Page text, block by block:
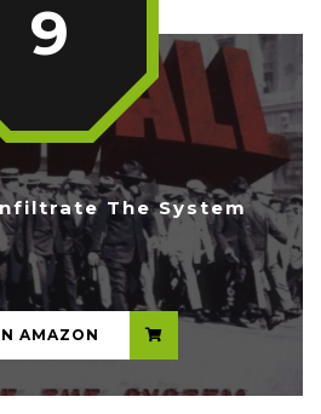
The System
9
...
AMAZON